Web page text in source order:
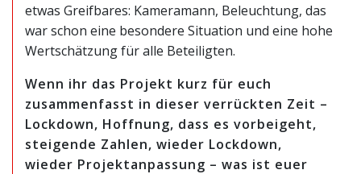
etwas Greifbares: Kameramann, Beleuchtung, das
war schon eine besondere Situation und eine hohe
Wertschätzung für alle Beteiligten.
Wenn ihr das Projekt kurz für euch
zusammenfasst in dieser verrückten Zeit –
Lockdown, Hoffnung, dass es vorbeigeht,
steigende Zahlen, wieder Lockdown,
wieder Projektanpassung – was ist euer